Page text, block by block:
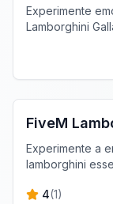
Experimente
Lamborghini
FiveM Carros
FiveM
Experimente a
lamborghini
para a aventura
4(1)